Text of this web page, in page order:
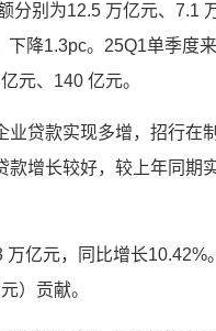
分别为12.5 万亿元、7.1
下降1.3pc。25Q1单季度
元、140 亿元。
业贷款实现多增，招行在
款增长较好，较上年同期
亿元，同比增长
）贡献。